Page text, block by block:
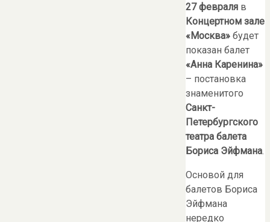
27 февраля в
Концертном зале
«Москва» будет
показан балет
«Анна Каренина»
– постановка
знаменитого
Санкт-
Петербургского
театра балета
Бориса Эйфмана.
Основой для
балетов Бориса
Эйфмана
нередко